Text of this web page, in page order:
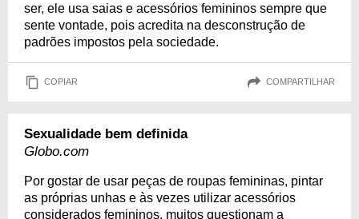
ser, ele usa saias e acessórios femininos sempre que
sente vontade, pois acredita na desconstrução de
padrões impostos pela sociedade.
COPIAR COMPARTILHAR
Sexualidade bem definida
Globo.com
Por gostar de usar peças de roupas femininas, pintar
as próprias unhas e às vezes utilizar acessórios
considerados femininos, muitos questionam a